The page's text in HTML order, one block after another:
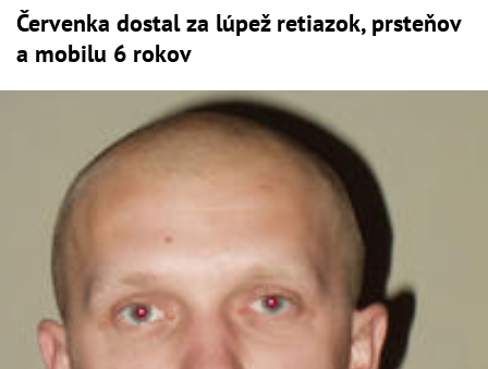
Červenka dostal za lúpež retiazok, prsteňov
a mobilu 6 rokov